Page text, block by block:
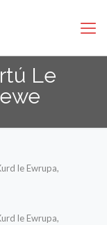
Le
le Ewrupa,
le Ewrupa,